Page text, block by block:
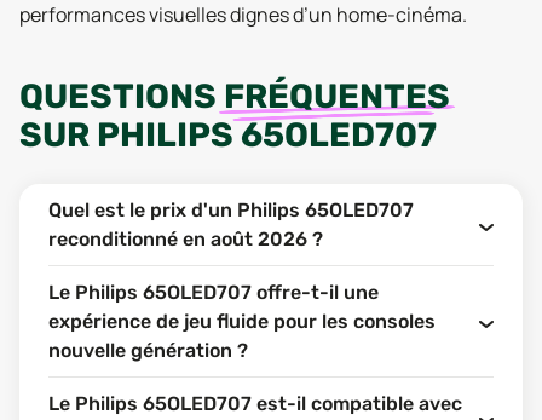
performances visuelles dignes d’un home-cinéma.
QUESTIONS FRÉQUENTES
SUR PHILIPS 65OLED707
Quel est le prix d'un Philips 65OLED707
reconditionné en août 2026 ?
Le Philips 65OLED707 offre-t-il une
expérience de jeu fluide pour les consoles
nouvelle génération ?
Le Philips 65OLED707 est-il compatible avec